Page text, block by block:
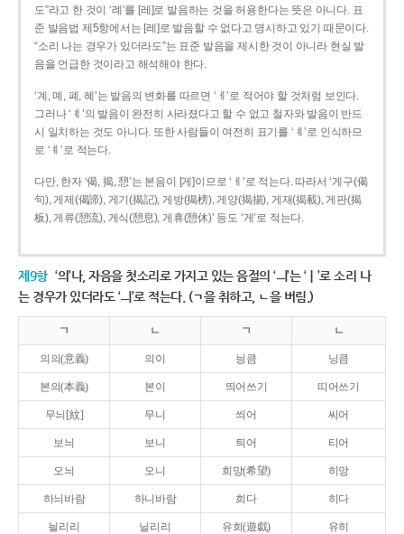
도”라고 한 것이 ‘례’를 [레]로 발음하는 것을 허용한다는 뜻은 아니다. 표
준 발음법 제5항에서는 [레]로 발음할 수 없다고 명시하고 있기 때문이다.
“소리 나는 경우가 있더라도”는 표준 발음을 제시한 것이 아니라 현실 발
음을 언급한 것이라고 해석해야 한다.
‘계, 몌, 폐, 혜’는 발음의 변화를 따르면 ‘ㅔ’로 적어야 할 것처럼 보인다.
그러나 ‘ㅖ’의 발음이 완전히 사라졌다고 할 수 없고 철자와 발음이 반드
시 일치하는 것도 아니다. 또한 사람들이 여전히 표기를 ‘ㅖ’로 인식하므
로 ‘ㅖ’로 적는다.
다만, 한자 ‘偈, 揭, 憩’는 본음이 [게]이므로 ‘ㅔ’로 적는다. 따라서 ‘게구(偈
句), 게제(偈諦), 게기(揭記), 게방(揭榜), 게양(揭揚), 게재(揭載), 게판(揭
板), 게류(憩流), 게식(憩息), 게휴(憩休)’ 등도 ‘게’로 적는다.
제9항 ‘의’나, 자음을 첫소리로 가지고 있는 음절의 ‘ㅢ’는 ‘ㅣ’로 소리 나
는 경우가 있더라도 ‘ㅢ’로 적는다. (ㄱ을 취하고, ㄴ을 버림.)
ㄱ ㄴ ㄱ ㄴ
의의(意義) 의이 닁큼 닝큼
본의(本義) 본이 띄어쓰기 띠어쓰기
무늬[紋] 무니 씌어 씨어
보늬 보니 틔어 티어
오늬 오니 희망(希望) 히망
하늬바람 하니바람 희다 히다
늴리리 닐리리 유희(遊戱) 유히